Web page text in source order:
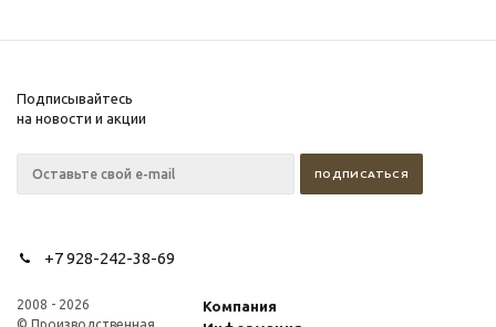
Подписывайтесь
на новости и акции
+7 928-242-38-69
2008 - 2026
Компания